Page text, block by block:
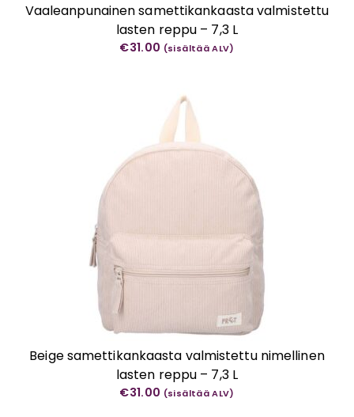
Vaaleanpunainen samettikankaasta valmistettu
lasten reppu – 7,3 L
€31.00 (sisältää ALV)
Beige samettikankaasta valmistettu nimellinen
lasten reppu – 7,3 L
€31.00 (sisältää ALV)